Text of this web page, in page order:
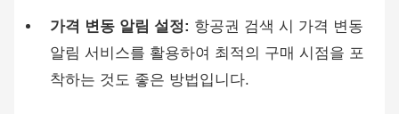
가격 변동 알림 설정: 항공권 검색 시 가격 변동
알림 서비스를 활용하여 최적의 구매 시점을 포
착하는 것도 좋은 방법입니다.